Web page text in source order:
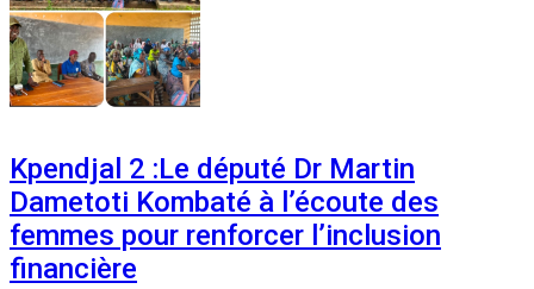
Kpendjal 2 :Le député Dr Martin
Dametoti Kombaté à l’écoute des
femmes pour renforcer l’inclusion
financière